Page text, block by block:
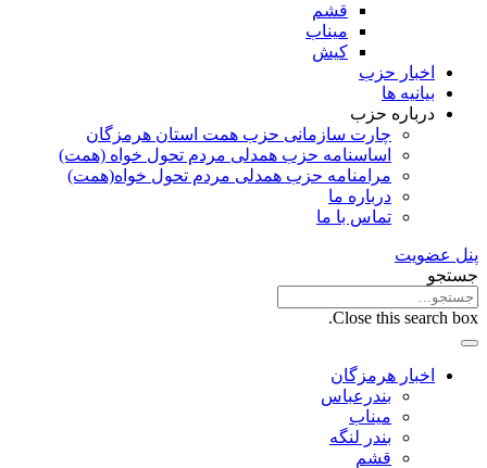
قشم
میناب
کیش
اخبار حزب
بیانیه ها
درباره حزب
چارت سازمانی حزب همت استان هرمزگان
اساسنامه حزب همدلی مردم تحول خواه (همت)
مرامنامه حزب همدلی مردم تحول خواه(همت)
درباره ما
تماس با ما
پنل عضویت
جستجو
Close this search box.
اخبار هرمزگان
بندرعباس
میناب
بندر لنگه
قشم